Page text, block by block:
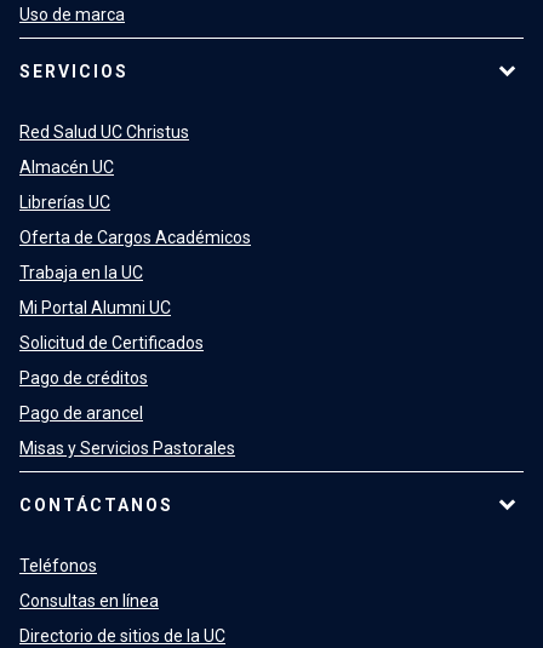
Uso de marca
SERVICIOS
Red Salud UC Christus
Almacén UC
Librerías UC
Oferta de Cargos Académicos
Trabaja en la UC
Mi Portal Alumni UC
Solicitud de Certificados
Pago de créditos
Pago de arancel
Misas y Servicios Pastorales
CONTÁCTANOS
Teléfonos
Consultas en línea
Directorio de sitios de la UC